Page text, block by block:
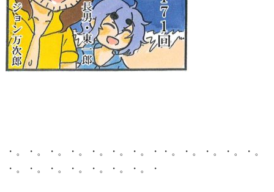
・。・。・。・。・。・。・。・・。・。・。・。・。
・。・。・。・。・。・。・。・